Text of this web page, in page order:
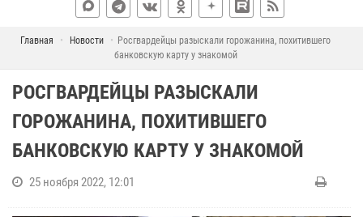
Главная Новости
Росгвардейцы разыскали горожанина, похитившего
банковскую карту у знакомой
РОСГВАРДЕЙЦЫ РАЗЫСКАЛИ
ГОРОЖАНИНА, ПОХИТИВШЕГО
БАНКОВСКУЮ КАРТУ У ЗНАКОМОЙ
25 ноября 2022, 12:01